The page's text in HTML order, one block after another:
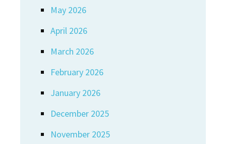
May 2026
April 2026
March 2026
February 2026
January 2026
December 2025
November 2025